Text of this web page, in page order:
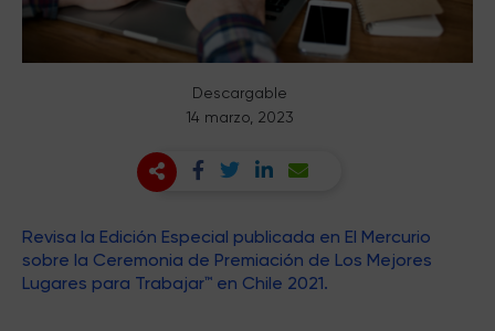
Descargable
14 marzo, 2023
Revisa la Edición Especial publicada en El Mercurio
sobre la Ceremonia de Premiación de Los Mejores
Lugares para Trabajar™️ en Chile 2021.